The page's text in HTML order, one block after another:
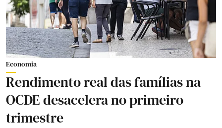
Economia
Rendimento real das famílias na
OCDE desacelera no primeiro
trimestre